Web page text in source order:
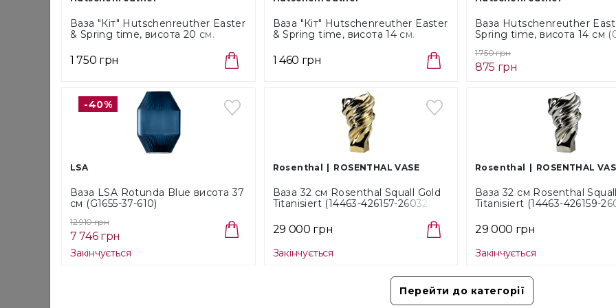
Folk
ваза
Посуд
серед
З
Ваза "Кіт" Hutschenreuther Easter
& Spring time, висота 20 см.
1 750 грн
Ваза "Кіт" Hutschenreuther Easter
& Spring time, висота 14 см.
1 460 грн
Ваза Hutschenreuther
Spring time, висота 14 см
1 750 грн
875 грн
-40%
LSA
Ваза LSA Rotunda Blue висота 37
см (G1655-37-610)
12 910 грн
7 746 грн
Закінчується
Rosenthal ROSENTHAL VASE
Ваза 32 см Rosenthal Squall Gold
Titanisiert (14463-426157-26032)
29 000 грн
Закінчується
Rosenthal ROSENTHAL
Ваза 32 см Rosenthal
Titanisiert (14463-426159-
29 000 грн
Закінчується
Перейти до категорії